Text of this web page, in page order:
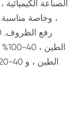
الصناعة
، وخاصة مناسبة